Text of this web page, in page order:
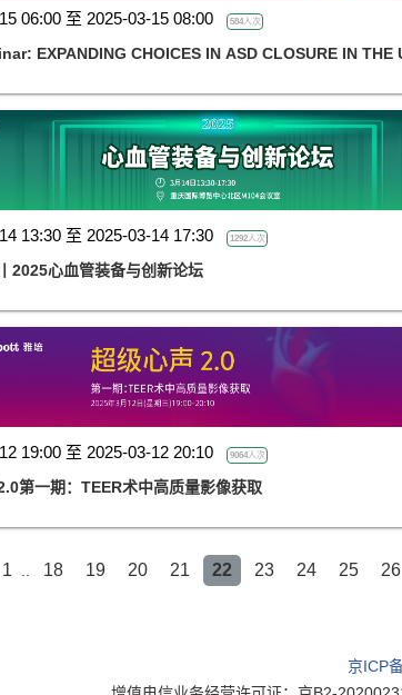
06:00 至 2025-03-15 08:00 584人次
EXPANDING CHOICES IN ASD CLOSURE IN THE
13:30 至 2025-03-14 17:30 1292人次
2025心血管装备与创新论坛
19:00 至 2025-03-12 20:10 9064人次
第一期：TEER术中高质量影像获取
1 18 19 20 21 22 23 24 25 26
京ICP